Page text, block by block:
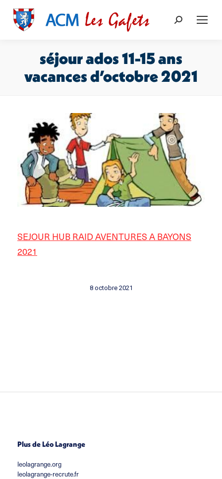
Recherche
séjour ados 11-15 ans
vacances d’octobre 2021
SEJOUR HUB RAID AVENTURES A BAYONS
2021
8 octobre 2021
Plus de Léo Lagrange
leolagrange.org
leolagrange-recrute.fr